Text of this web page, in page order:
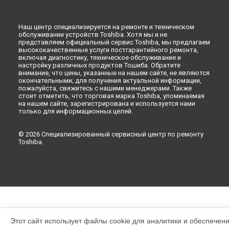
Наш центр специализируется на ремонте и техническом
обслуживании устройств Toshiba. Хотя мы и не
представляем официальный сервис Toshiba, мы предлагаем
высококачественные услуги постгарантийного ремонта,
включая диагностику, техническое обслуживание и
настройку различных продуктов Тошиба. Обратите
внимание, что цены, указанные на нашем сайте, не являются
окончательными; для получения актуальной информации,
пожалуйста, свяжитесь с нашими менеджерами. Также
стоит отметить, что торговая марка Toshiba, упоминаемая
на нашем сайте, зарегистрирована и используется нами
только для информационных целей.
© 2026 Специализированный сервисный центр по ремонту
Toshiba.
Этот сайт использует файлы cookie для аналитики и